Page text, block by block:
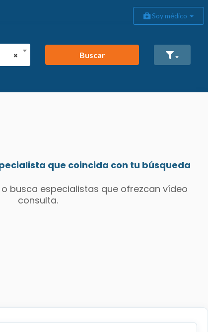
Soy médico
×
Buscar
que coincida con tu búsqueda
busca especialistas que ofrezcan vídeo
consulta.